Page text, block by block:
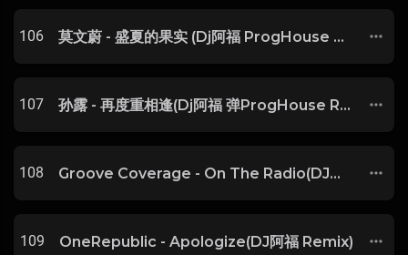
106 莫文蔚 - 盛夏的果实 (Dj阿福 ProgHouse Rmx 2024)
107 孙露 - 再度重相逢(Dj阿福 弹ProgHouse Rmx 2018)
108 Groove Coverage - On The Radio(DJ阿福 Mix)
109 OneRepublic - Apologize(DJ阿福 Remix)